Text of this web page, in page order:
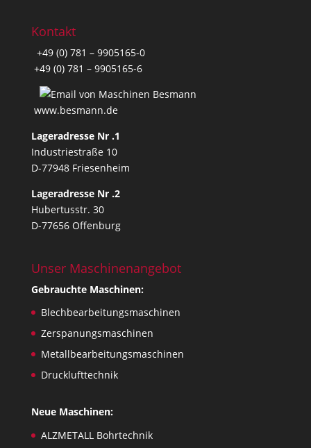
Kontakt
+49 (0) 781 – 9905165-0
+49 (0) 781 – 9905165-6
www.besmann.de
Lageradresse Nr .1
Industriestraße 10
D-77948 Friesenheim
Lageradresse Nr .2
Hubertusstr. 30
D-77656 Offenburg
Unser Maschinenangebot
Gebrauchte Maschinen:
Blechbearbeitungsmaschinen
Zerspanungsmaschinen
Metallbearbeitungsmaschinen
Drucklufttechnik
Neue Maschinen:
ALZMETALL Bohrtechnik